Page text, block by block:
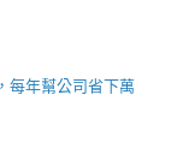
每年幫公司省下萬